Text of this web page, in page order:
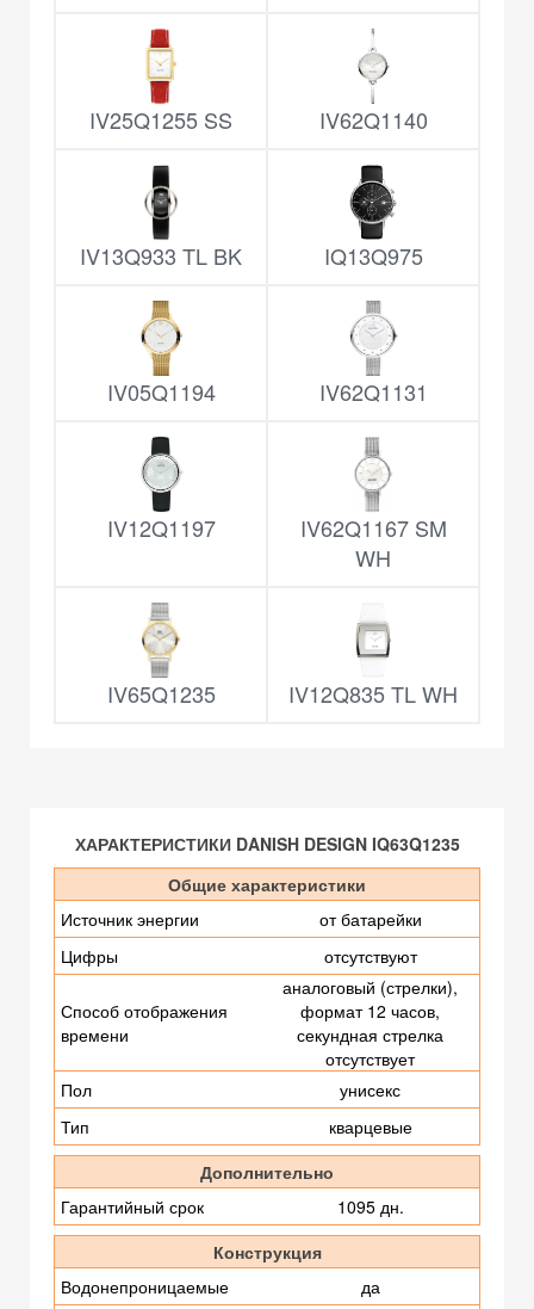
IV25Q1255 SS IV62Q1140
IV13Q933 TL BK IQ13Q975
IV05Q1194 IV62Q1131
IV12Q1197
IV62Q1167 SM
WH
IV65Q1235 IV12Q835 TL WH
ХАРАКТЕРИСТИКИ DANISH DESIGN IQ63Q1235
Общие характеристики
Источник энергии
от батарейки
Цифры
отсутствуют
Способ отображения
времени
аналоговый (стрелки),
формат 12 часов,
секундная стрелка
отсутствует
Пол
унисекс
Тип
кварцевые
Дополнительно
Гарантийный срок
1095 дн.
Конструкция
Водонепроницаемые
да